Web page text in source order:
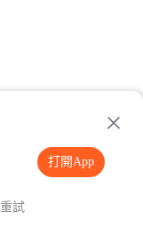
打開App
重試